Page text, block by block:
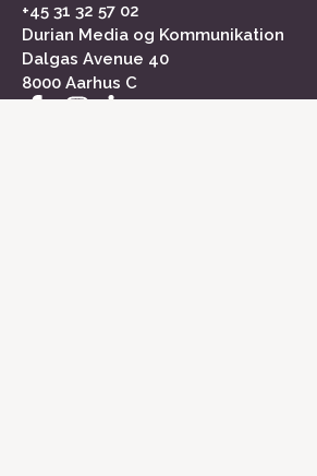
+45 31 32 57 02
Durian Media og Kommunikation
Dalgas Avenue 40
8000 Aarhus C